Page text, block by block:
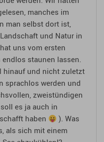
manches im
man selbst dort ist,
und Natur in
uns vom ersten
staunen lassen.
hinauf und nicht zuletzt
sprachlos werden und
zweistündigen
es ja auch in
haben
). Was
als sich mit einem